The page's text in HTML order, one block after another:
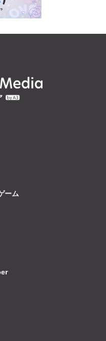
ーム